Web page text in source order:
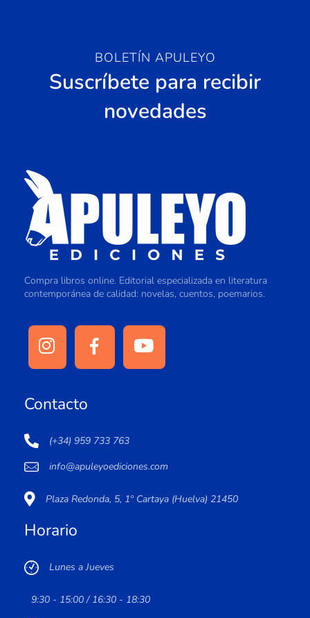
BOLETÍN APULEYO
Suscríbete para recibir
novedades
Compra libros online. Editorial especializada en literatura
contemporánea de calidad: novelas, cuentos, poemarios.
Contacto
(+34) 959 733 763
info@apuleyoediciones.com
Plaza Redonda, 5, 1º Cartaya (Huelva) 21450
Horario
Lunes a Jueves
9:30 - 15:00 / 16:30 - 18:30